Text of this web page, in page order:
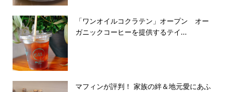
「ワンオイルコクラテン」オープン オー
ガニックコーヒーを提供するテイ...
マフィンが評判！ 家族の絆＆地元愛にあふ